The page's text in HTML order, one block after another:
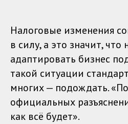
Налоговые изменения
в силу, а это значит, что
адаптировать бизнес
такой ситуации
многих — подождать.
официальных
как всё будет».